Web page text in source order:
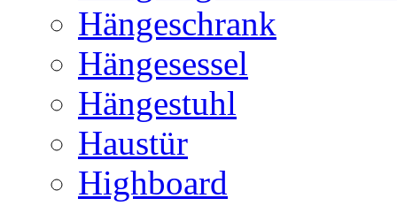
Hängeschrank
Hängesessel
Hängestuhl
Haustür
Highboard